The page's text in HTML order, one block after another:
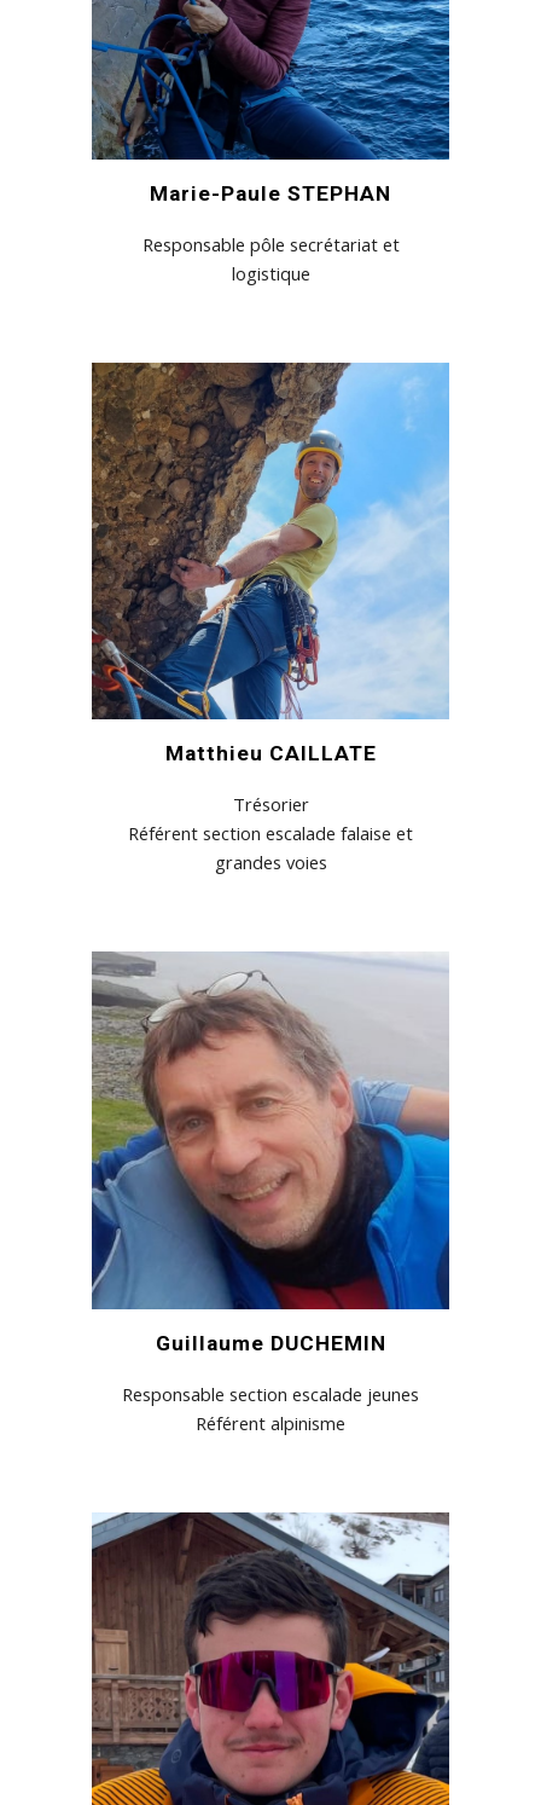
Marie-Paule STEPHAN
Responsable pôle secrétariat et
logistique
Matthieu CAILLATE
Trésorier
Référent section escalade falaise et
grandes voies
Guillaume DUCHEMIN
Responsable section escalade jeunes
Référent alpinisme